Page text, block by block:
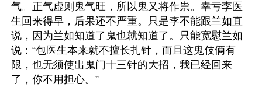
气。正气虚则鬼气旺，所以鬼又将作祟。幸亏李医
生回来得早，后果还不严重。只是李不能跟兰如直
说，因为兰如知道了鬼也就知道了。只能宽慰兰如
说：“包医生本来就不擅长扎针，而且这鬼伎俩有
限，也无须使出鬼门十三针的大招，我已经回来
了，你不用担心。”